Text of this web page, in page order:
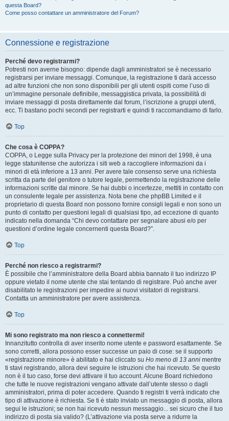
questa Board?
Come posso contattare un amministratore del Forum?
Connessione e registrazione
Perché devo registrarmi?
Potresti non averne bisogno: dipende dagli amministratori se è necessario
registrarsi per inviare messaggi. Comunque, la registrazione ti darà accesso
ad altre funzioni che non sono disponibili per gli utenti ospiti come l’uso di
un’immagine personale definibile, messaggistica privata, la possibilità di
inviare messaggi di posta direttamente dal forum, l’iscrizione a gruppi utenti,
ecc. Ti bastano pochi secondi per registrarti e quindi ti raccomandiamo di farlo.
Top
Che cosa è COPPA?
COPPA, o Legge sulla Privacy per la protezione dei minori del 1998, è una
legge statunitense che autorizza i siti web a raccogliere informazioni da i
minori di età inferiore a 13 anni. Per avere tale consenso serve una richiesta
scritta da parte del genitore o tutore legale, permettendo la registrazione delle
informazioni scritte dal minore. Se hai dubbi o incertezze, mettiti in contatto con
un consulente legale per assistenza. Nota bene che phpBB Limited e il
proprietario di questa Board non possono fornire consigli legali e non sono un
punto di contatto per questioni legali di qualsiasi tipo, ad eccezione di quanto
indicato nella domanda “Chi devo contattare per segnalare abusi e/o per
questioni d’ordine legale concernenti questa Board?”.
Top
Perché non riesco a registrarmi?
È possibile che l’amministratore della Board abbia bannato il tuo indirizzo IP
oppure vietato il nome utente che stai tentando di registrare. Può anche aver
disabilitato le registrazioni per impedire ai nuovi visitatori di registrarsi.
Contatta un amministratore per avere assistenza.
Top
Mi sono registrato ma non riesco a connettermi!
Innanzitutto controlla di aver inserito nome utente e password esattamente. Se
sono corretti, allora possono esser successe un paio di cose: se il supporto
«registrazione minore» è abilitato e hai cliccato su Ho meno di 13 anni mentre
ti stavi registrando, allora devi seguire le istruzioni che hai ricevuto. Se questo
non è il tuo caso, forse devi attivare il tuo account. Alcune Board richiedono
che tutte le nuove registrazioni vengano attivate dall’utente stesso o dagli
amministratori, prima di poter accedere. Quando ti registri ti verrà indicato che
tipo di attivazione è richiesta. Se ti è stato inviato un messaggio di posta, allora
segui le istruzioni; se non hai ricevuto nessun messaggio... sei sicuro che il tuo
indirizzo di posta sia valido? (L’attivazione via posta serve a ridurre la